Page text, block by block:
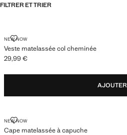
FILTRER ET TRIER
NEW NOW
Veste matelassée col cheminée
VESTE MATELASSÉE COL CHEMINÉE
Prix actuel [29,99 € ]
29,99 €
AJOUTER
NEW NOW
Cape matelassée à capuche
CAPE MATELASSÉE À CAPUCHE